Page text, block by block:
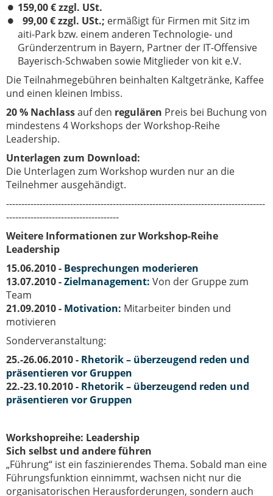
159,00 € zzgl. USt.
99,00 € zzgl. USt.; ermäßigt für Firmen mit Sitz im
aiti-Park bzw. einem anderen Technologie- und
Gründerzentrum in Bayern, Partner der IT-Offensive
Bayerisch-Schwaben sowie Mitglieder von kit e.V.
Die Teilnahmegebühren beinhalten Kaltgetränke, Kaffee
und einen kleinen Imbiss.
20 % Nachlassauf den regulären Preis bei Buchung von
mindestens 4 Workshops der Workshop-Reihe
Leadership.
Unterlagen zum Download:
Die Unterlagen zum Workshop wurden nur an die
Teilnehmer ausgehändigt.
-------------------------------------------------------------------------------------
-------------------------------------
Weitere Informationen zur Workshop-Reihe
Leadership
15.06.2010 - Besprechungen moderieren
13.07.2010 -Zielmanagement: Von der Gruppe zum
Team
21.09.2010 - Motivation: Mitarbeiter binden und
motivieren
Sonderveranstaltung:
25.-26.06.2010 - Rhetorik – überzeugend reden und
präsentieren vor Gruppen
22.-23.10.2010 - Rhetorik – überzeugend reden und
präsentieren vor Gruppen
Workshopreihe: Leadership
Sich selbst und andere führen
„Führung“ ist ein faszinierendes Thema. Sobald man eine
Führungsfunktion einnimmt, wachsen nicht nur die
organisatorischen Herausforderungen, sondern auch